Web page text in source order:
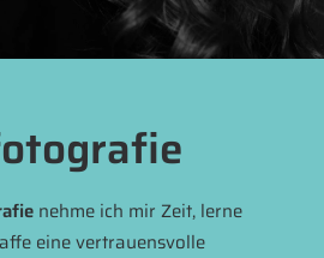
nehme ich mir Zeit, lerne
eine vertrauensvolle